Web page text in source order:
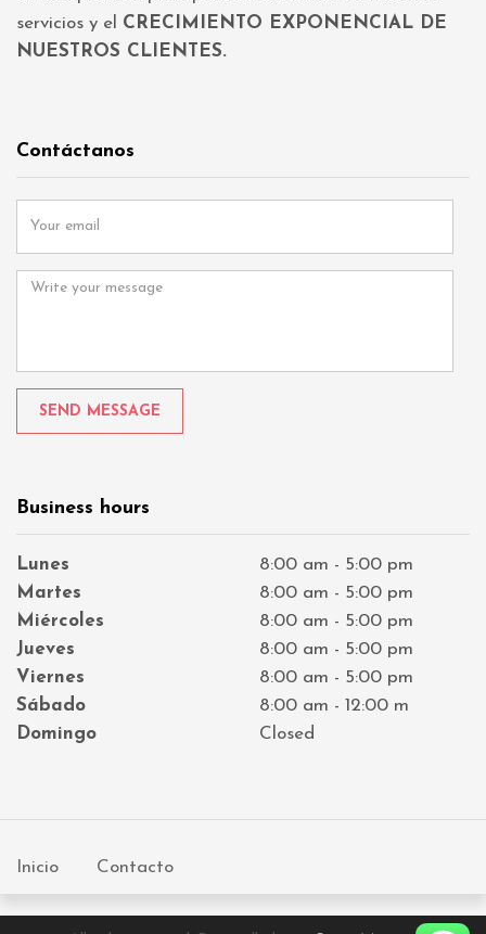
servicios y el CRECIMIENTO EXPONENCIAL DE
NUESTROS CLIENTES.
Contáctanos
u
a
M
s
g
Business hours
Lunes
Martes
Miércoles
Jueves
Viernes
Sábado
Domingo
8:00 am - 5:00 pm
8:00 am - 5:00 pm
8:00 am - 5:00 pm
8:00 am - 5:00 pm
8:00 am - 5:00 pm
8:00 am - 12:00 m
Closed
Inicio Contacto